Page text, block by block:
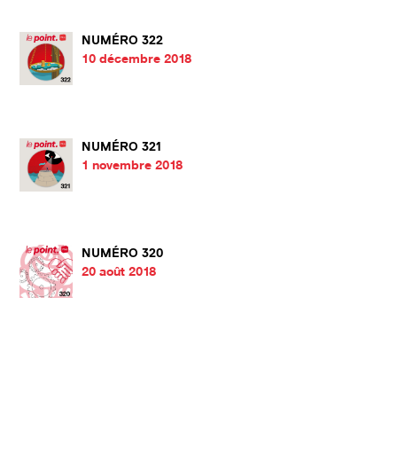
NUMÉRO 322
10 décembre 2018
NUMÉRO 321
1 novembre 2018
NUMÉRO 320
20 août 2018